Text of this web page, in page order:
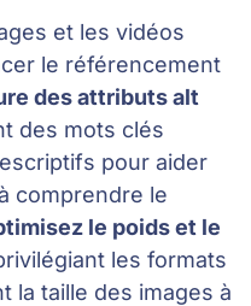
et les vidéos
le référencement
des attributs alt
des mots clés
pour aider
comprendre le
le poids et le
les formats
la taille des images à